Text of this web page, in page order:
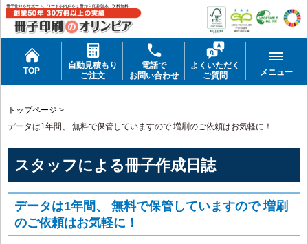
冊子作りをサポート。ワードやPDFを１冊から印刷製本。送料無料
TOP
自動見積もり
ご注文
電話で
お問い合わせ
よくいただく
ご質問
メニュー
トップページ >
データは1年間、 無料で保管していますので 増刷のご依頼はお気軽に！
スタッフによる冊子作成日誌
データは1年間、 無料で保管していますので 増刷
のご依頼はお気軽に！